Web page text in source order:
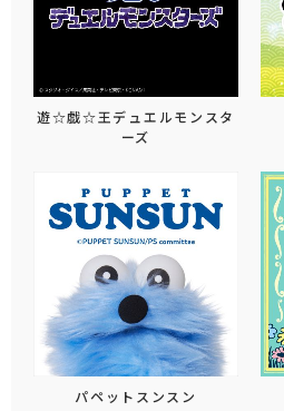
遊☆戯☆王デュエルモンスタ
ーズ
パペットスンスン